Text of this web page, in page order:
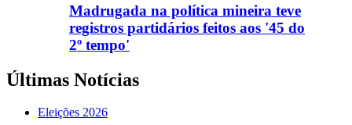
Madrugada na política mineira teve
registros partidários feitos aos '45 do
2º tempo'
Últimas Notícias
Eleições 2026